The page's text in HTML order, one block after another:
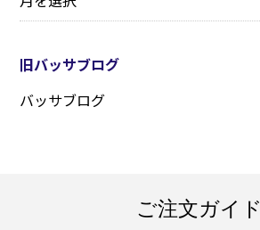
旧バッサブログ
バッサブログ
ご注文ガイド